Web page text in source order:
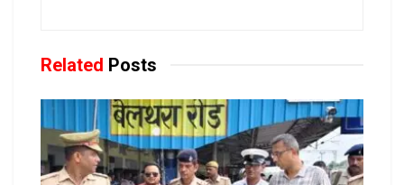
Related Posts